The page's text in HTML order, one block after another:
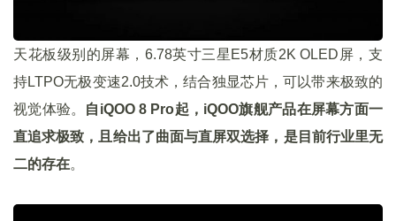
天花板级别的屏幕，6.78英寸三星E5材质2K OLED屏，支
持LTPO无极变速2.0技术，结合独显芯片，可以带来极致的
视觉体验。 自iQOO 8 Pro起，iQOO旗舰产品在屏幕方面一
直追求极致，且给出了曲面与直屏双选择，是目前行业里无
二的存在。